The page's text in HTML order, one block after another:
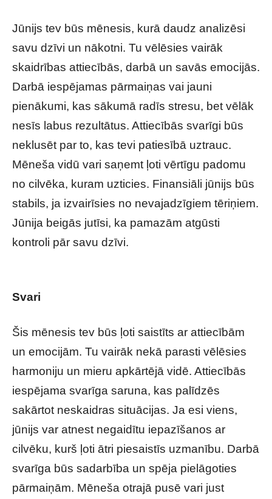
Jūnijs tev būs mēnesis, kurā daudz analizēsi
savu dzīvi un nākotni. Tu vēlēsies vairāk
skaidrības attiecībās, darbā un savās emocijās.
Darbā iespējamas pārmaiņas vai jauni
pienākumi, kas sākumā radīs stresu, bet vēlāk
nesīs labus rezultātus. Attiecībās svarīgi būs
neklusēt par to, kas tevi patiesībā uztrauc.
Mēneša vidū vari saņemt ļoti vērtīgu padomu
no cilvēka, kuram uzticies. Finansiāli jūnijs būs
stabils, ja izvairīsies no nevajadzīgiem tēriņiem.
Jūnija beigās jutīsi, ka pamazām atgūsti
kontroli pār savu dzīvi.
Svari
Šis mēnesis tev būs ļoti saistīts ar attiecībām
un emocijām. Tu vairāk nekā parasti vēlēsies
harmoniju un mieru apkārtējā vidē. Attiecībās
iespējama svarīga saruna, kas palīdzēs
sakārtot neskaidras situācijas. Ja esi viens,
jūnijs var atnest negaidītu iepazīšanos ar
cilvēku, kurš ļoti ātri piesaistīs uzmanību. Darbā
svarīga būs sadarbība un spēja pielāgoties
pārmaiņām. Mēneša otrajā pusē vari just